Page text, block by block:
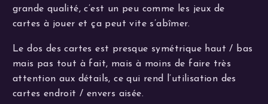
grande qualité, c’est un peu comme les jeux de
cartes à jouer et ça peut vite s’abîmer.
Le dos des cartes est presque symétrique haut / bas
mais pas tout à fait, mais à moins de faire très
attention aux détails, ce qui rend l’utilisation des
cartes endroit / envers aisée.